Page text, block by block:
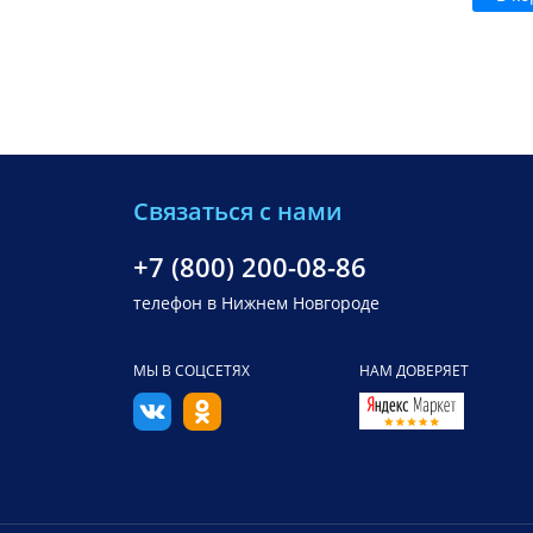
Связаться с нами
+7 (800) 200-08-86
телефон в Нижнем Новгороде
МЫ В СОЦСЕТЯХ НАМ ДОВЕРЯЕТ